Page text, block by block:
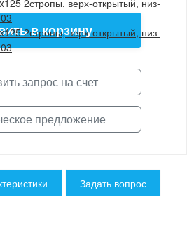
в корзину
запрос на счет
предложение
Задать вопрос